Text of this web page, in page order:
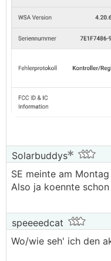
Weiss das jemand?
Solarbuddys
SE meinte am
Also ja koennte
speeeedcat
Wo/wie seh' ich den